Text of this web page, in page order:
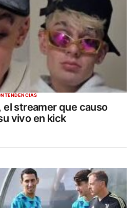
TENDENCIAS
el streamer que causo
vivo en kick